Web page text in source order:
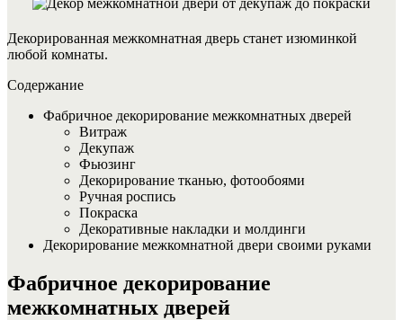
Декорированная межкомнатная дверь станет изюминкой
любой комнаты.
Содержание
Фабричное декорирование межкомнатных дверей
Витраж
Декупаж
Фьюзинг
Декорирование тканью, фотообоями
Ручная роспись
Покраска
Декоративные накладки и молдинги
Декорирование межкомнатной двери своими руками
Фабричное декорирование
межкомнатных дверей